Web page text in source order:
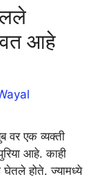
आहे
वर एक व्यक्ती
आहे. काही
घेतले होते. ज्यामध्ये